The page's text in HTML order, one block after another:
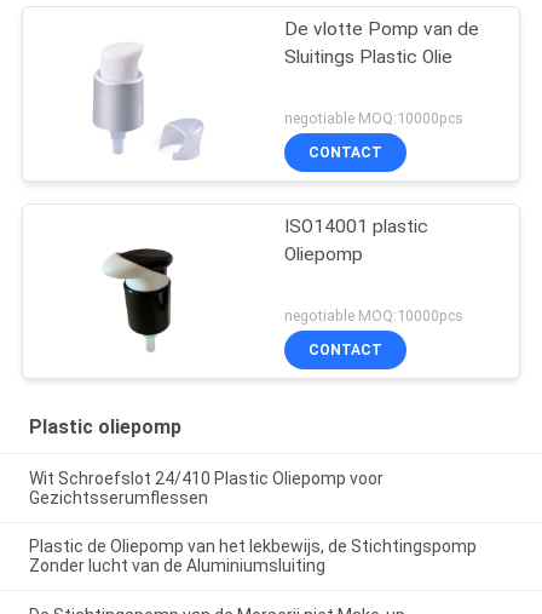
De vlotte Pomp van de
Sluitings Plastic Olie
negotiable MOQ:10000pcs
CONTACT
ISO14001 plastic
Oliepomp
negotiable MOQ:10000pcs
CONTACT
Plastic oliepomp
Wit Schroefslot 24/410 Plastic Oliepomp voor
Gezichtsserumflessen
Plastic de Oliepomp van het lekbewijs, de Stichtingspomp
Zonder lucht van de Aluminiumsluiting